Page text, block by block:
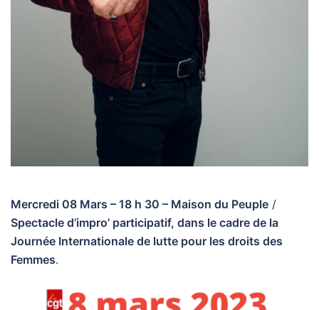
Mercredi 08 Mars – 18 h 30 – Maison du Peuple /
Spectacle d’impro’ participatif, dans le cadre de la
Journée Internationale de lutte pour les droits des
Femmes.